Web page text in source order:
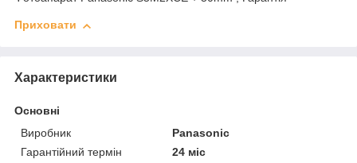
Приховати
Характеристики
Основні
Виробник
Panasonic
Гарантійний термін
24 міс